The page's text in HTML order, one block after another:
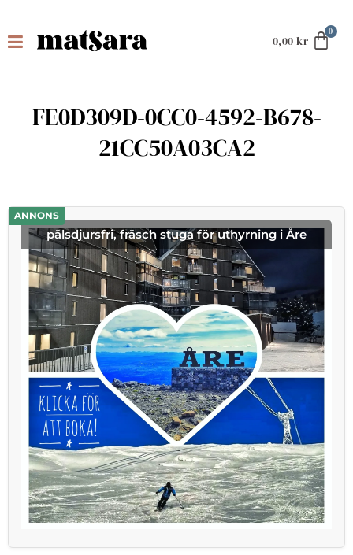
0,00 kr
FE0D309D-0CC0-4592-B678-
21CC50A03CA2
ANNONS
pälsdjursfri, fräsch stuga för uthyrning i Åre